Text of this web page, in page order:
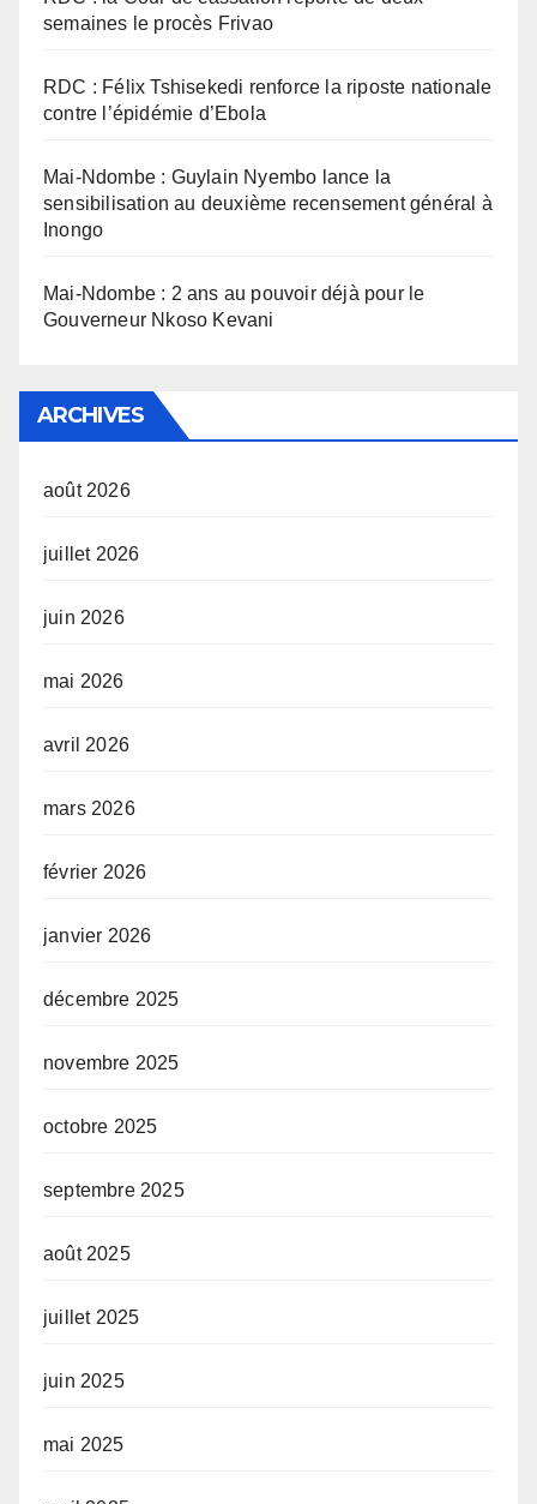
semaines le procès Frivao
RDC : Félix Tshisekedi renforce la riposte nationale
contre l’épidémie d’Ebola
Mai-Ndombe : Guylain Nyembo lance la
sensibilisation au deuxième recensement général à
Inongo
Mai-Ndombe : 2 ans au pouvoir déjà pour le
Gouverneur Nkoso Kevani
ARCHIVES
août 2026
juillet 2026
juin 2026
mai 2026
avril 2026
mars 2026
février 2026
janvier 2026
décembre 2025
novembre 2025
octobre 2025
septembre 2025
août 2025
juillet 2025
juin 2025
mai 2025